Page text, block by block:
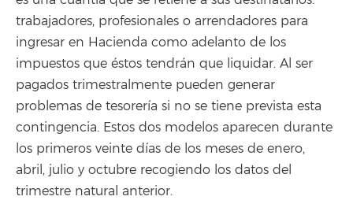
trabajadores, profesionales o arrendadores para
ingresar en Hacienda como adelanto de los
impuestos que éstos tendrán que liquidar. Al ser
pagados trimestralmente pueden generar
problemas de tesorería si no se tiene prevista esta
contingencia. Estos dos modelos aparecen durante
los primeros veinte días de los meses de enero,
abril, julio y octubre recogiendo los datos del
trimestre natural anterior.